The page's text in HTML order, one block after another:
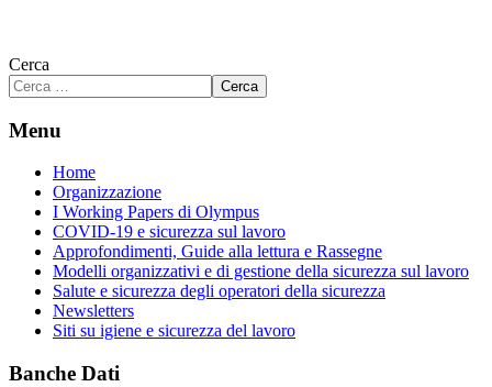
Cerca
Cerca
Menu
Home
Organizzazione
I Working Papers di Olympus
COVID-19 e sicurezza sul lavoro
Approfondimenti, Guide alla lettura e Rassegne
Modelli organizzativi e di gestione della sicurezza sul lavoro
Salute e sicurezza degli operatori della sicurezza
Newsletters
Siti su igiene e sicurezza del lavoro
Banche Dati